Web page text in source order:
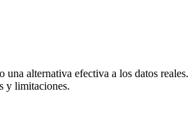
alternativa efectiva a los datos
y limitaciones.